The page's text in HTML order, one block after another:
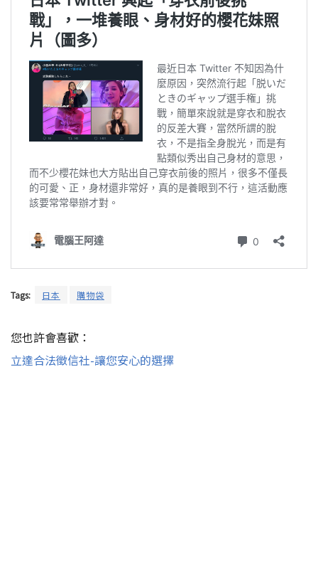
Tags: 日本 購物袋
您也許會喜歡：
立達合法徵信社-讓您安心的選擇